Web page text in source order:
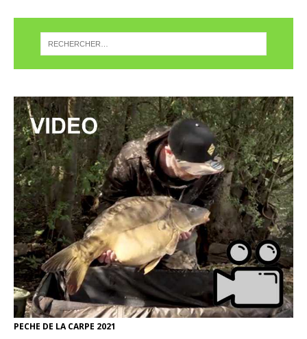
PECHE DE LA CARPE 2021